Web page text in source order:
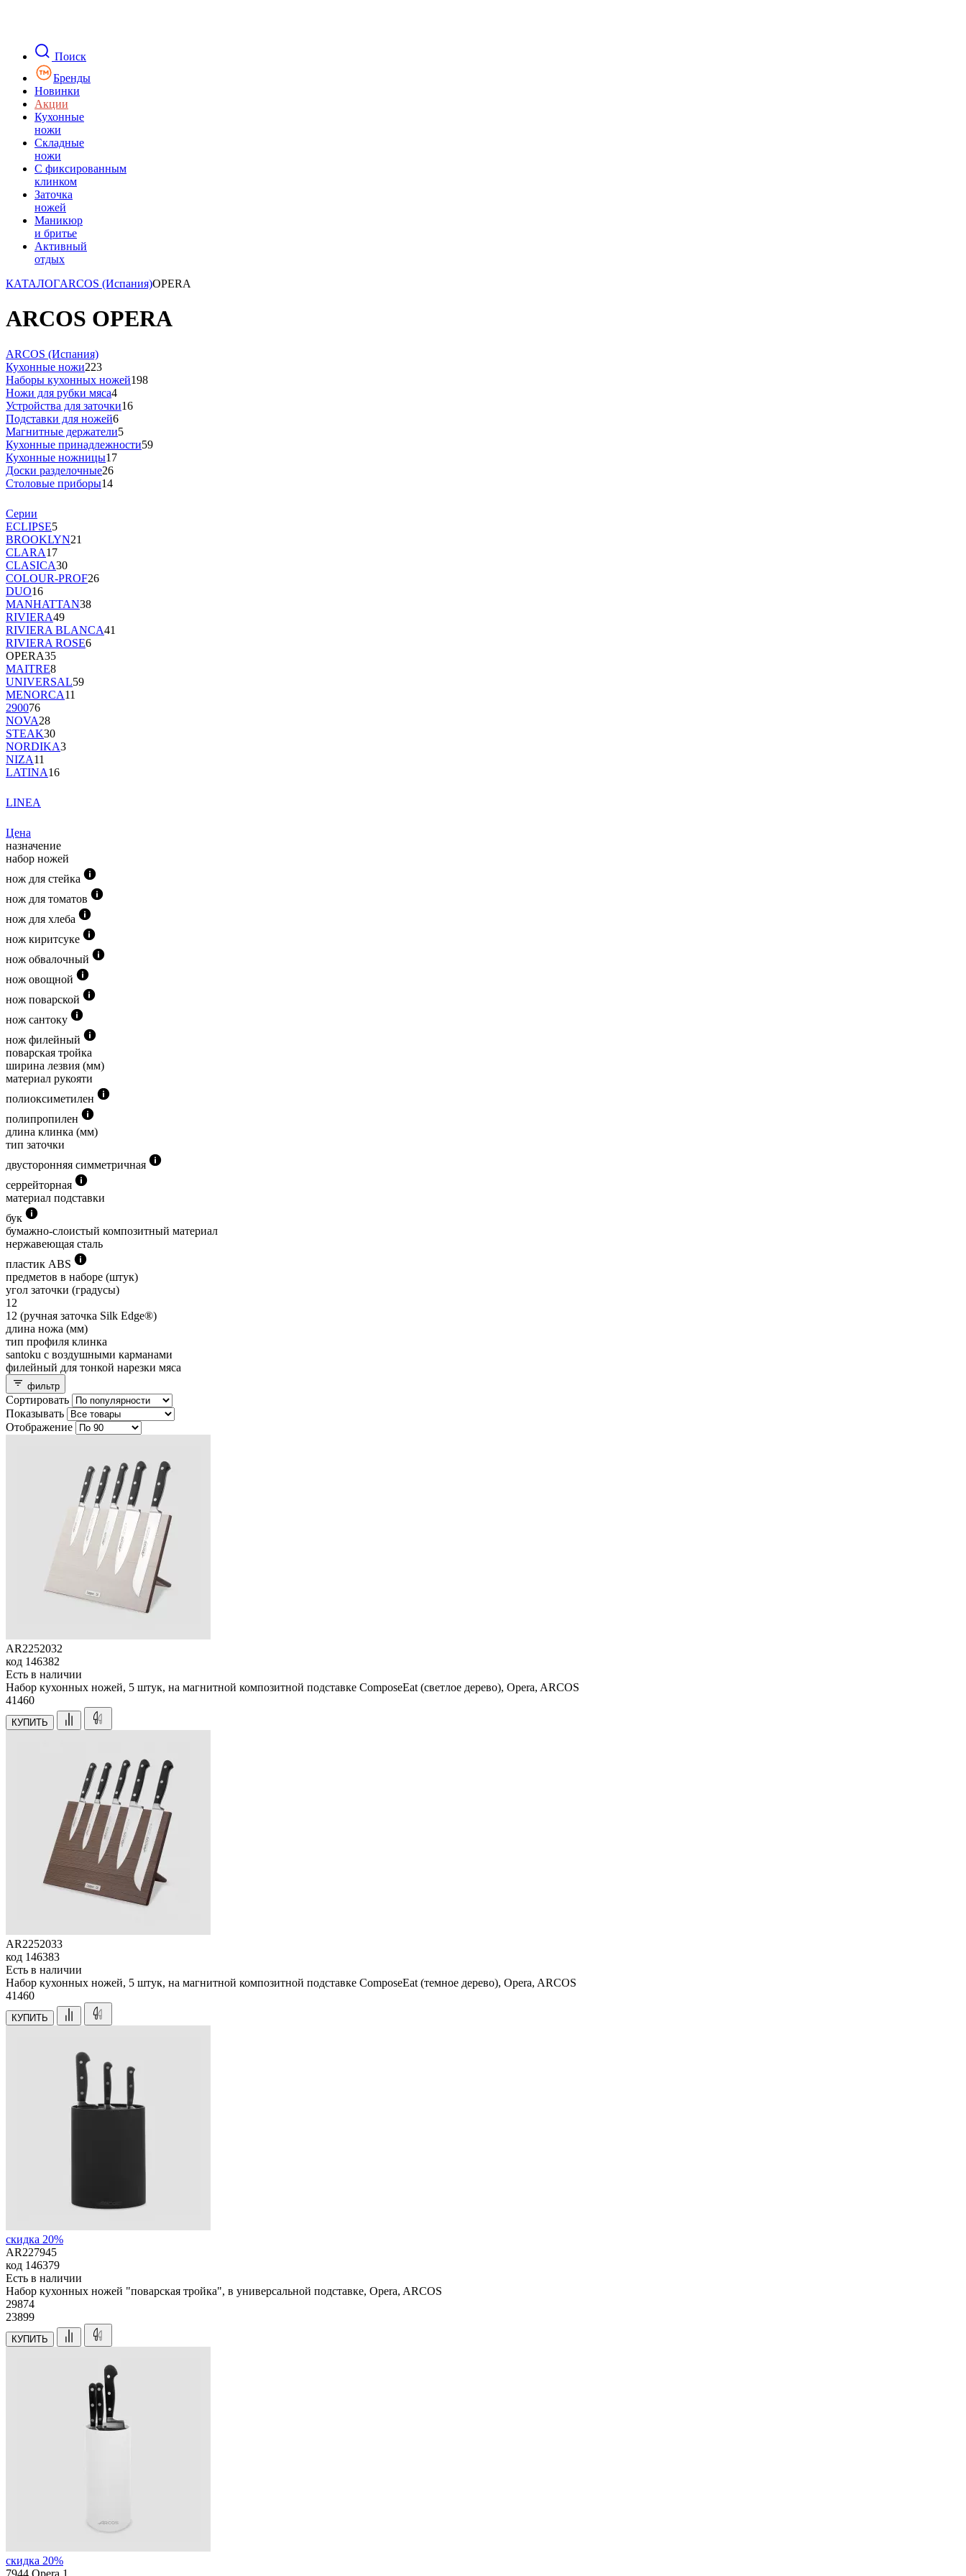
Поиск
Бренды
Новинки
Акции
Кухонные
ножи
Складные
ножи
C фиксированным
клинком
Заточка
ножей
Маникюр
и бритье
Активный
отдых
КАТАЛОГARCOS (Испания)OPERA
ARCOS OPERA
ARCOS (Испания)
Кухонные ножи223
Наборы кухонных ножей198
Ножи для рубки мяса4
Устройства для заточки16
Подставки для ножей6
Магнитные держатели5
Кухонные принадлежности59
Кухонные ножницы17
Доски разделочные26
Столовые приборы14
Серии
ECLIPSE5
BROOKLYN21
CLARA17
CLASICA30
COLOUR-PROF26
DUO16
MANHATTAN38
RIVIERA49
RIVIERA BLANCA41
RIVIERA ROSE6
OPERA35
MAITRE8
UNIVERSAL59
MENORCA11
290076
NOVA28
STEAK30
NORDIKA3
NIZA11
LATINA16
LINEA
Цена
назначение
набор ножей
нож для стейка
нож для томатов
нож для хлеба
нож киритсуке
нож обвалочный
нож овощной
нож поварской
нож сантоку
нож филейный
поварская тройка
ширина лезвия (мм)
материал рукояти
полиоксиметилен
полипропилен
длина клинка (мм)
тип заточки
двусторонняя симметричная
серрейторная
материал подставки
бук
бумажно-слоистый композитный материал
нержавеющая сталь
пластик ABS
предметов в наборе (штук)
угол заточки (градусы)
12
12 (ручная заточка Silk Edge®)
длина ножа (мм)
тип профиля клинка
santoku с воздушными карманами
филейный для тонкой нарезки мяса
фильтр
Сортировать
Показывать
Отображение
AR2252032
код 146382
Есть в наличии
Набор кухонных ножей, 5 штук, на магнитной композитной подставке ComposeEat (светлое дерево), Opera, ARCOS
41460
КУПИТЬ
AR2252033
код 146383
Есть в наличии
Набор кухонных ножей, 5 штук, на магнитной композитной подставке ComposeEat (темное дерево), Opera, ARCOS
41460
КУПИТЬ
скидка 20%
AR227945
код 146379
Есть в наличии
Набор кухонных ножей "поварская тройка", в универсальной подставке, Opera, ARCOS
29874
23899
КУПИТЬ
скидка 20%
7944 Opera 1